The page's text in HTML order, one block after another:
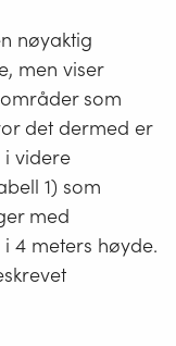
nøyaktig
men viser
som
det dermed er
videre
1) som
med
4 meters høyde.